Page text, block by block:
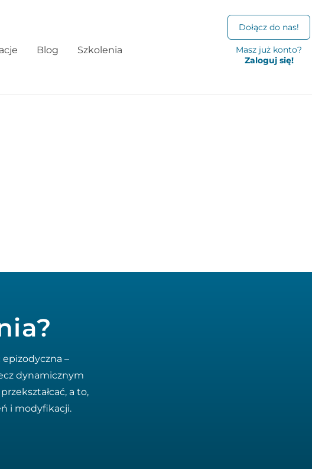
Blog Szkolenia
Dołącz do nas!
Masz już konto?
Zaloguj się!
–
dynamicznym
a to,
i modyfikacji.